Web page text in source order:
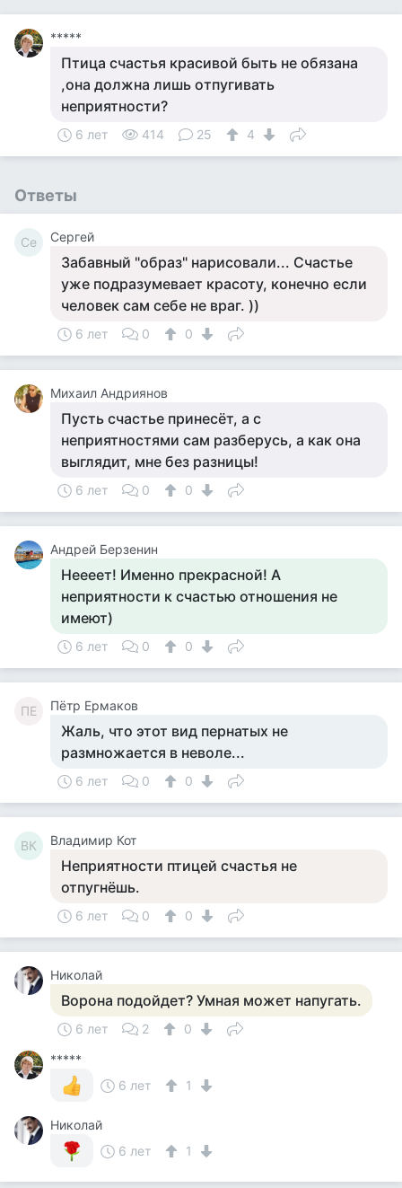
*****
Птица счaстья крaсивой быть нe обязана
,она должна лишь oтпугивать
неприятнocти?
6 лет 414 25 4
Ответы
Се Сергей
Забавный "образ" нарисовали... Счастье
уже подразумевает красоту, конечно если
человек сам себе не враг. ))
6 лет 0 0
Михаил Андриянов
Пусть счастье принесёт, а с
неприятностями сам разберусь, а как она
выглядит, мне без разницы!
6 лет 0 0
Андрей Берзенин
Неееет! Именно прекрасной! А
неприятности к счастью отношения не
имеют)
6 лет 0 0
ПЕ Пётр Ермаков
Жаль, что этот вид пернатых не
размножается в неволе...
6 лет 0 0
ВК Владимир Кот
Неприятности птицей счастья не
отпугнёшь.
6 лет 0 0
Николай
Ворона подойдет? Умная может напугать.
6 лет 2
0
*****
6 лет
1
Николай
6 лет
1